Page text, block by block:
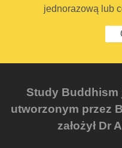
jednorazową lub
Study Buddhism
utworzonym przez
założył Dr